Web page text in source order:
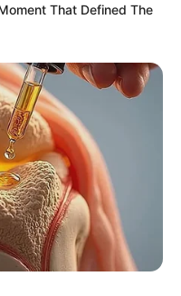
After +45
That Defined The